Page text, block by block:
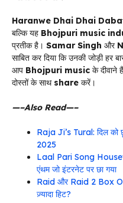
Haranwe Dhai Dhai
बल्कि यह Bhojpuri music
प्रतीक है। Samar Singh और
साबित कर दिया कि उनकी जोड़ी
आप Bhojpuri music के
दोस्तों के साथ share करें।
—–Also Read—–
Raja Ji’s Tural: दिल को
2025
Laal Pari Song Housefull
एंथम जो इंटरनेट पर छा गया
Raid और Raid 2 Box
ज़्यादा हिट?